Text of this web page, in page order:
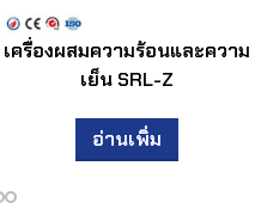
เครื่องผสมความร้อนและความ
เย็น SRL-Z
อ่านเพิ่ม